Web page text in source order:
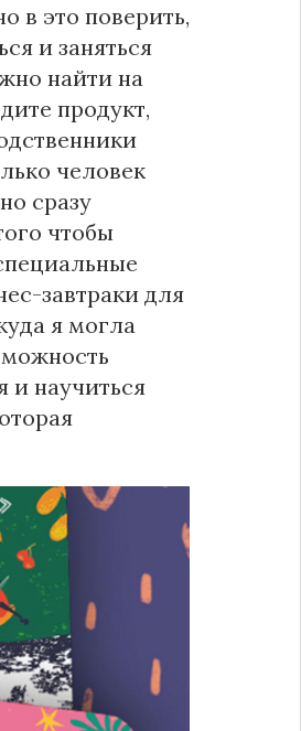
в это поверить,
и заняться
найти на
продукт,
человек
сразу
чтобы
завтраки для
я могла
и научиться